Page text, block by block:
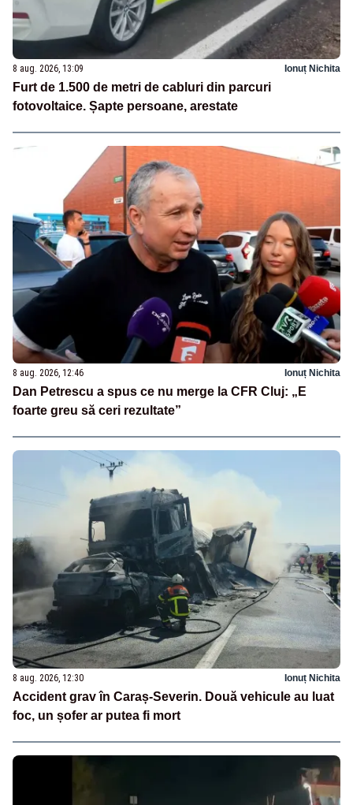
8 aug. 2026, 13:09 Ionuț Nichita
Furt de 1.500 de metri de cabluri din parcuri
fotovoltaice. Șapte persoane, arestate
8 aug. 2026, 12:46 Ionuț Nichita
Dan Petrescu a spus ce nu merge la CFR Cluj: „E
foarte greu să ceri rezultate”
8 aug. 2026, 12:30 Ionuț Nichita
Accident grav în Caraș-Severin. Două vehicule au luat
foc, un șofer ar putea fi mort